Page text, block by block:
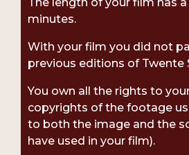
minutes.
With your film you did not
previous editions of Twente
You own all the rights to
copyrights of the footage
to both the image and the
have used in your film).